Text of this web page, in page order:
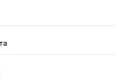
двигательного аппарата